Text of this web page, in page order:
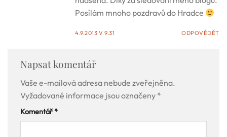
Posílám mnoho pozdravů do Hradce
4.9.2013 V 9.31 ODPOVĚDĚT
Napsat komentář
Vaše e-mailová adresa nebude zveřejněna.
Vyžadované informace jsou označeny *
Komentář*